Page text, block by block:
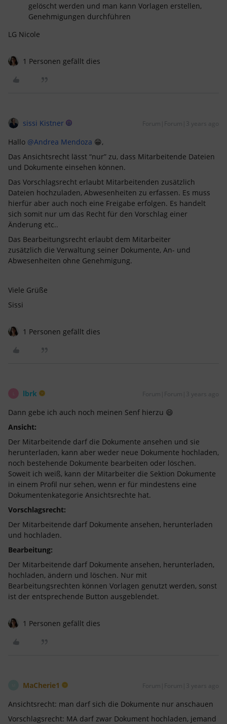
gelöscht werden und man kann Vorlagen erstellen,
Genehmigungen durchführen
LG Nicole
1 Personen gefällt dies
sissi Kistner Forum|Forum|3 years ago
Hallo @Andrea Mendoza 😁,
Das Ansichtsrecht lässt “nur” zu, dass Mitarbeitende Dateien
und Dokumente einsehen können.
Das Vorschlagsrecht erlaubt Mitarbeitenden zusätzlich
Dateien hochzuladen, Abwesenheiten zu erfassen. Es muss
hierfür aber auch noch eine Freigabe erfolgen. Es handelt
sich somit nur um das Recht für den Vorschlag einer
Änderung etc..
Das Bearbeitungsrecht erlaubt dem Mitarbeiter
zusätzlich die Verwaltung seiner Dokumente, An- und
Abwesenheiten ohne Genehmigung.
Viele Grüße
Sissi
1 Personen gefällt dies
lbrk Forum|Forum|3 years ago
Dann gebe ich auch noch meinen Senf hierzu 😄
Ansicht:
Der Mitarbeitende darf die Dokumente ansehen und sie
herunterladen, kann aber weder neue Dokumente hochladen,
noch bestehende Dokumente bearbeiten oder löschen.
Soweit ich weiß, kann der Mitarbeiter die Sektion Dokumente
in einem Profil nur sehen, wenn er für mindestens eine
Dokumentenkategorie Ansichtsrechte hat.
Vorschlagsrecht:
Der Mitarbeitende darf Dokumente ansehen, herunterladen
und hochladen.
Bearbeitung:
Der Mitarbeitende darf Dokumente ansehen, herunterladen,
hochladen, ändern und löschen. Nur mit
Bearbeitungsrechten können Vorlagen genutzt werden, sonst
ist der entsprechende Button ausgeblendet.
1 Personen gefällt dies
MaCherie1 Forum|Forum|3 years ago
Ansichtsrecht: man darf sich die Dokumente nur anschauen
Vorschlagsrecht: MA darf zwar Dokument hochladen, jemand